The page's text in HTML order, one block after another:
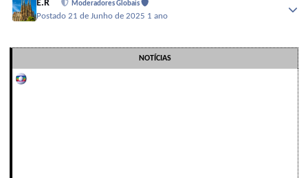
E.R Moderadores Globais
Postado21 de Junho de 2025 1 ano
NOTÍCIAS